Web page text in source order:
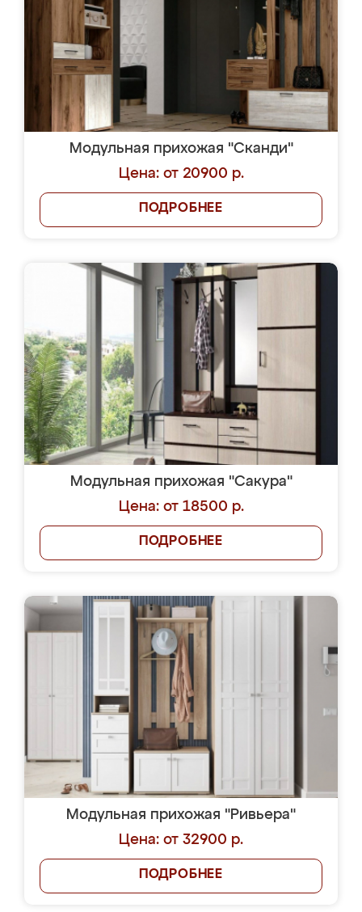
Модульная прихожая "Сканди"
Цена: от 20900 р.
ПОДРОБНЕЕ
Модульная прихожая "Сакура"
Цена: от 18500 р.
ПОДРОБНЕЕ
Модульная прихожая "Ривьера"
Цена: от 32900 р.
ПОДРОБНЕЕ